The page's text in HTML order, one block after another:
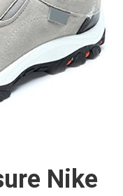
Nike